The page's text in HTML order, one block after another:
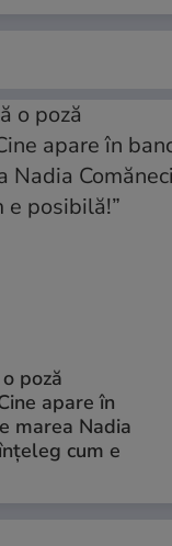
poză
apare în
marea Nadia
cum e